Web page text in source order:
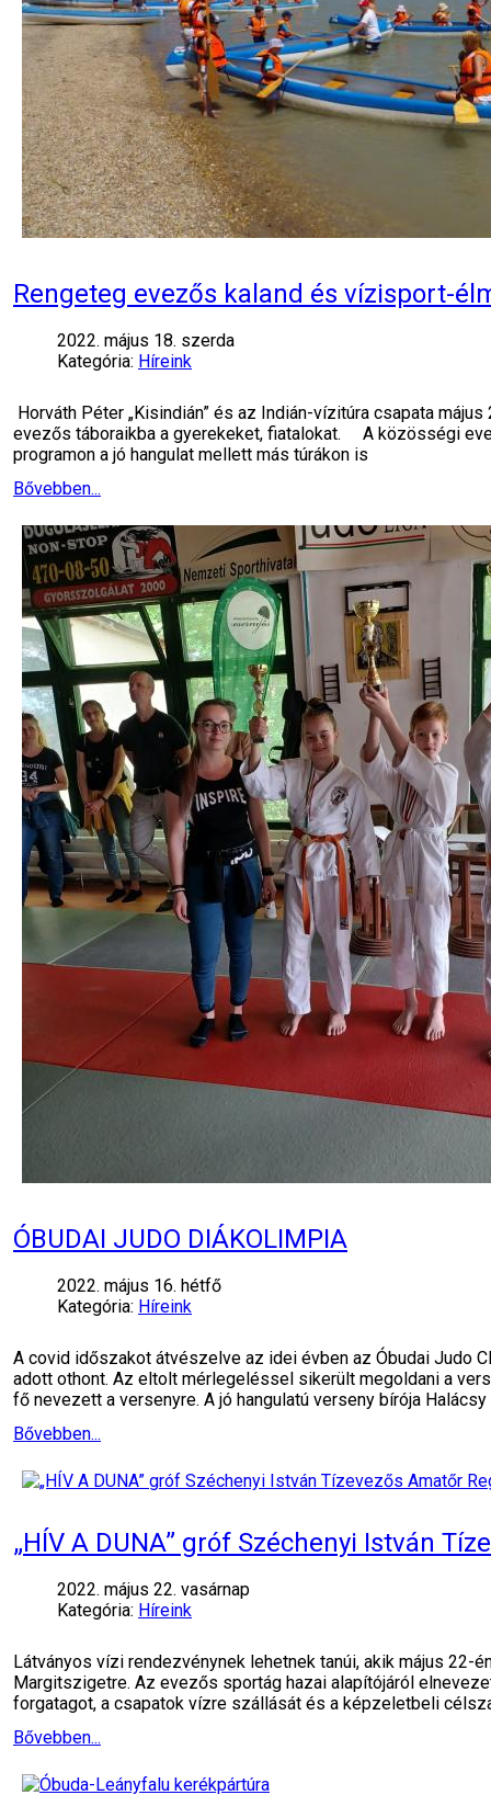
Rengeteg evezős kaland és vízisport-
2022. május 18. szerda
Kategória: Híreink
Horváth Péter „Kisindián” és az Indián-vízitúra csapata
evezős táboraikba a gyerekeket, fiatalokat. A közösségi
programon a jó hangulat mellett más túrákon is
Bővebben...
ÓBUDAI JUDO DIÁKOLIMPIA
2022. május 16. hétfő
Kategória: Híreink
A covid időszakot átvészelve az idei évben az Óbudai Judo
adott othont. Az eltolt mérlegeléssel sikerült megoldani a
fő nevezett a versenyre. A jó hangulatú verseny bírója
Bővebben...
„HÍV A DUNA” gróf Széchenyi István
2022. május 22. vasárnap
Kategória: Híreink
Látványos vízi rendezvénynek lehetnek tanúi, akik május 22-
Margitszigetre. Az evezős sportág hazai alapítójáról
forgatagot, a csapatok vízre szállását és a képzeletbeli
Bővebben...